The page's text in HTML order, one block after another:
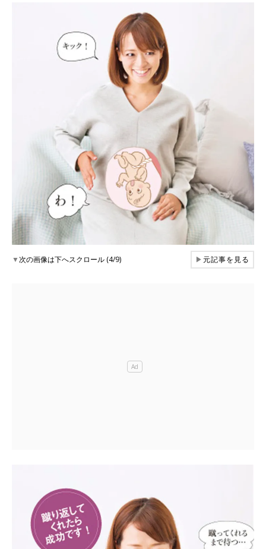
▼次の画像は下へスクロール (4/9) ▶元記事を見る